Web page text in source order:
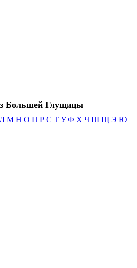
Большей Глущицы
Л М Н О П Р С Т У Ф Х Ч Ш Щ Э Ю